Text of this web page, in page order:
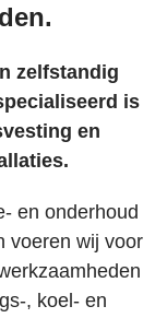
zelfstandig
is
en
en onderhoud
voeren wij voor
, koel- en